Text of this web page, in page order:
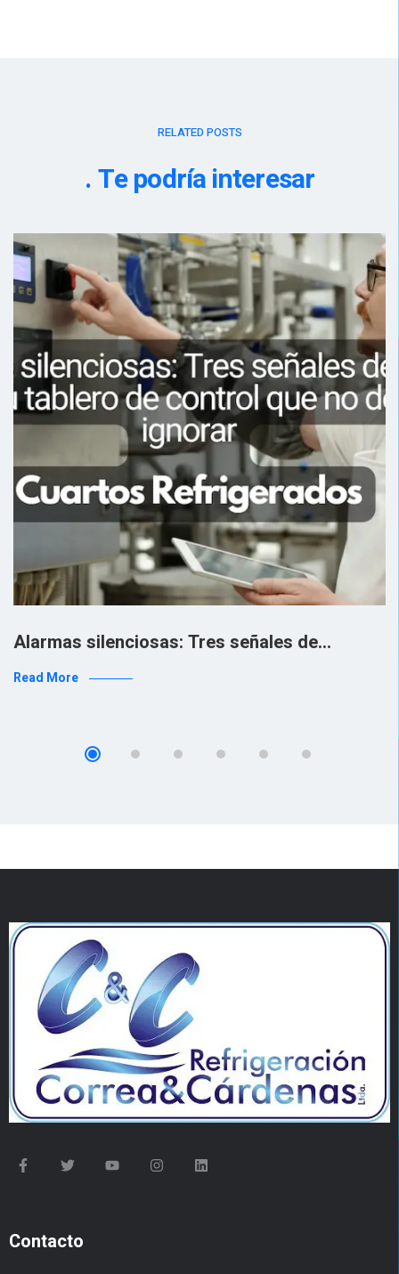
RELATED POSTS
Te podría interesar
Alarmas silenciosas: Tres señales de…
Read More
Contacto